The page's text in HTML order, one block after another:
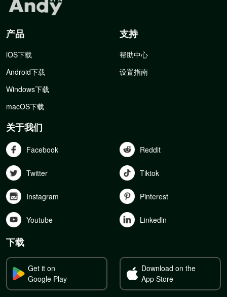
产品
iOS下载
Android下载
Windows下载
macOS下载
支持
帮助中心
设置指南
关于我们
Facebook Reddit
Twitter Tiktok
Instagram Pinterest
Youtube Linkedln
下载
Get it on
Google Play
Download on the
App Store